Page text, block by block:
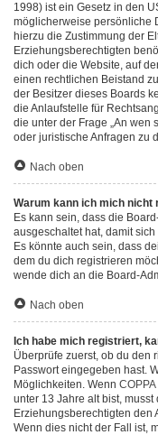
1998) ist ein Gesetz in den
möglicherweise persönliche
hierzu die Zustimmung der
Erziehungsberechtigten
dich oder die Website, auf
einen rechtlichen Beistand
der Besitzer dieses Boards
die Anlaufstelle für
die unter der Frage „An wen
oder juristische Anfragen zu
Nach oben
Warum kann ich mich nicht
Es kann sein, dass die
ausgeschaltet hat, damit
Es könnte auch sein, dass
dem du dich registrieren
wende dich an die Board-
Nach oben
Ich habe mich registriert,
Überprüfe zuerst, ob du den
Passwort eingegeben hast.
Möglichkeiten. Wenn COPPA
unter 13 Jahre alt bist,
Erziehungsberechtigten den
Wenn dies nicht der Fall ist,